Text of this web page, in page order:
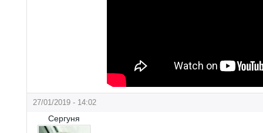
27/01/2019 - 14:02
Сергуня